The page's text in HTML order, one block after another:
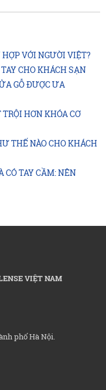
VỚI NGƯỜI VIỆT?
CHO KHÁCH SẠN
GỖ ĐƯỢC ƯA
HƠN KHÓA CƠ
THẾ NÀO CHO KHÁCH
CÓ TAY CẦM: NÊN
VIỆT NAM
phố Hà Nội.